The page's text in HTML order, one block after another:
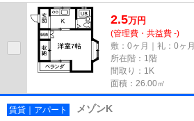
間には照明要らずで経済的です。当...
2.5万円
(管理費・共益費 -)
敷：0ヶ月｜礼：0ヶ月
所在階：1階
間取り：1K
面積：26.00㎡
賃貸｜アパート メゾンK